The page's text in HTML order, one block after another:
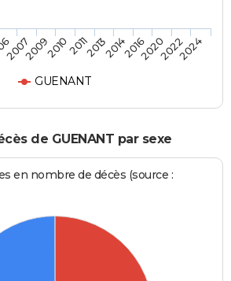
GUENANT
2007200920102011201320142016202020222024
de GUENANT par sexe
en nombre de décès (source :